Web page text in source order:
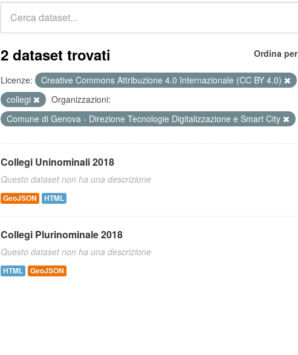
Ordina per
2 dataset trovati
Licenze: Creative Commons Attribuzione 4.0 Internazionale (CC BY 4.0)
collegi
Organizzazioni:
Comune di Genova - Direzione Tecnologie Digitalizzazione e Smart City
Collegi Uninominali 2018
Questo dataset non ha una descrizione
GeoJSON HTML
Collegi Plurinominale 2018
Questo dataset non ha una descrizione
HTML GeoJSON